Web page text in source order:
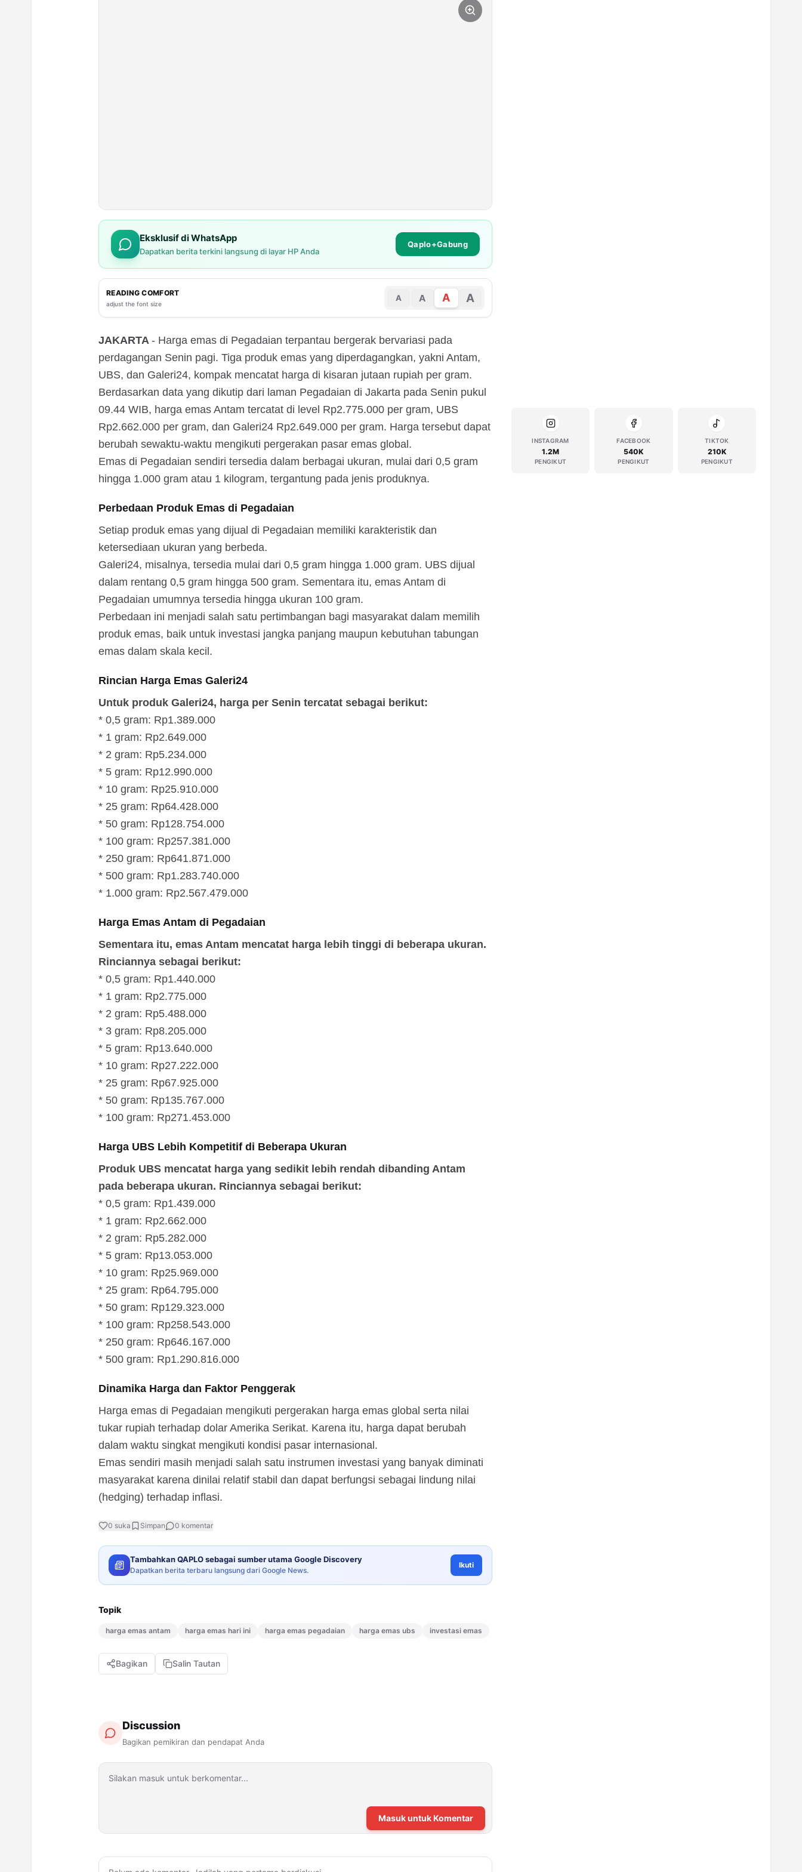
Eksklusif di WhatsApp
Dapatkan berita terkini langsung di layar HP Anda
Qaplo+Gabung
READING COMFORT
adjust the font size
A A A A
JAKARTA - Harga emas di Pegadaian terpantau bergerak bervariasi pada
perdagangan Senin pagi. Tiga produk emas yang diperdagangkan, yakni Antam,
UBS, dan Galeri24, kompak mencatat harga di kisaran jutaan rupiah per gram.
Berdasarkan data yang dikutip dari laman Pegadaian di Jakarta pada Senin pukul
09.44 WIB, harga emas Antam tercatat di level Rp2.775.000 per gram, UBS
Rp2.662.000 per gram, dan Galeri24 Rp2.649.000 per gram. Harga tersebut dapat
berubah sewaktu-waktu mengikuti pergerakan pasar emas global.
Emas di Pegadaian sendiri tersedia dalam berbagai ukuran, mulai dari 0,5 gram
hingga 1.000 gram atau 1 kilogram, tergantung pada jenis produknya.
Perbedaan Produk Emas di Pegadaian
Setiap produk emas yang dijual di Pegadaian memiliki karakteristik dan
ketersediaan ukuran yang berbeda.
Galeri24, misalnya, tersedia mulai dari 0,5 gram hingga 1.000 gram. UBS dijual
dalam rentang 0,5 gram hingga 500 gram. Sementara itu, emas Antam di
Pegadaian umumnya tersedia hingga ukuran 100 gram.
Perbedaan ini menjadi salah satu pertimbangan bagi masyarakat dalam memilih
produk emas, baik untuk investasi jangka panjang maupun kebutuhan tabungan
emas dalam skala kecil.
Rincian Harga Emas Galeri24
Untuk produk Galeri24, harga per Senin tercatat sebagai berikut:
* 0,5 gram: Rp1.389.000
* 1 gram: Rp2.649.000
* 2 gram: Rp5.234.000
* 5 gram: Rp12.990.000
* 10 gram: Rp25.910.000
* 25 gram: Rp64.428.000
* 50 gram: Rp128.754.000
* 100 gram: Rp257.381.000
* 250 gram: Rp641.871.000
* 500 gram: Rp1.283.740.000
* 1.000 gram: Rp2.567.479.000
Harga Emas Antam di Pegadaian
Sementara itu, emas Antam mencatat harga lebih tinggi di beberapa ukuran.
Rinciannya sebagai berikut:
* 0,5 gram: Rp1.440.000
* 1 gram: Rp2.775.000
* 2 gram: Rp5.488.000
* 3 gram: Rp8.205.000
* 5 gram: Rp13.640.000
* 10 gram: Rp27.222.000
* 25 gram: Rp67.925.000
* 50 gram: Rp135.767.000
* 100 gram: Rp271.453.000
Harga UBS Lebih Kompetitif di Beberapa Ukuran
Produk UBS mencatat harga yang sedikit lebih rendah dibanding Antam
pada beberapa ukuran. Rinciannya sebagai berikut:
* 0,5 gram: Rp1.439.000
* 1 gram: Rp2.662.000
* 2 gram: Rp5.282.000
* 5 gram: Rp13.053.000
* 10 gram: Rp25.969.000
* 25 gram: Rp64.795.000
* 50 gram: Rp129.323.000
* 100 gram: Rp258.543.000
* 250 gram: Rp646.167.000
* 500 gram: Rp1.290.816.000
Dinamika Harga dan Faktor Penggerak
Harga emas di Pegadaian mengikuti pergerakan harga emas global serta nilai
tukar rupiah terhadap dolar Amerika Serikat. Karena itu, harga dapat berubah
dalam waktu singkat mengikuti kondisi pasar internasional.
Emas sendiri masih menjadi salah satu instrumen investasi yang banyak diminati
masyarakat karena dinilai relatif stabil dan dapat berfungsi sebagai lindung nilai
(hedging) terhadap inflasi.
0 suka Simpan 0 komentar
Tambahkan QAPLO sebagai sumber utama Google Discovery
Dapatkan berita terbaru langsung dari Google News.
Ikuti
Topik
harga emas antam harga emas hari ini harga emas pegadaian harga emas ubs investasi emas
Bagikan Salin Tautan
Discussion
Bagikan pemikiran dan pendapat Anda
Masuk untuk Komentar
INSTAGRAM
1.2M
PENGIKUT
FACEBOOK
540K
PENGIKUT
TIKTOK
210K
PENGIKUT